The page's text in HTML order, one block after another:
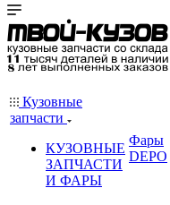
Кузовные
запчасти
КУЗОВНЫЕ
ЗАПЧАСТИ
И ФАРЫ
Фары
DEPO